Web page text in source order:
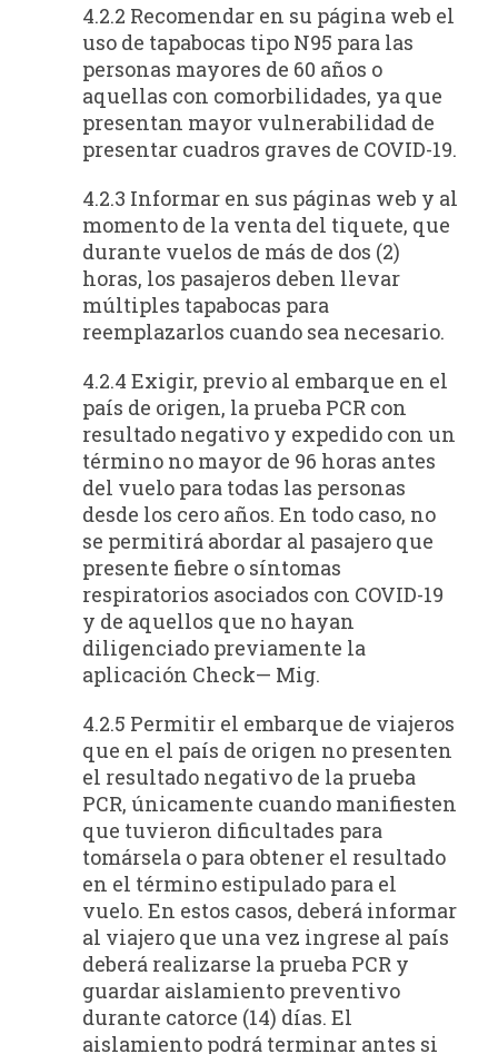
4.2.2 Recomendar en su página web el
uso de tapabocas tipo N95 para las
personas mayores de 60 años o
aquellas con comorbilidades, ya que
presentan mayor vulnerabilidad de
presentar cuadros graves de COVID-19.
4.2.3 Informar en sus páginas web y al
momento de la venta del tiquete, que
durante vuelos de más de dos (2)
horas, los pasajeros deben llevar
múltiples tapabocas para
reemplazarlos cuando sea necesario.
4.2.4 Exigir, previo al embarque en el
país de origen, la prueba PCR con
resultado negativo y expedido con un
término no mayor de 96 horas antes
del vuelo para todas las personas
desde los cero años. En todo caso, no
se permitirá abordar al pasajero que
presente fiebre o síntomas
respiratorios asociados con COVID-19
y de aquellos que no hayan
diligenciado previamente la
aplicación Check— Mig.
4.2.5 Permitir el embarque de viajeros
que en el país de origen no presenten
el resultado negativo de la prueba
PCR, únicamente cuando manifiesten
que tuvieron dificultades para
tomársela o para obtener el resultado
en el término estipulado para el
vuelo. En estos casos, deberá informar
al viajero que una vez ingrese al país
deberá realizarse la prueba PCR y
guardar aislamiento preventivo
durante catorce (14) días. El
aislamiento podrá terminar antes si